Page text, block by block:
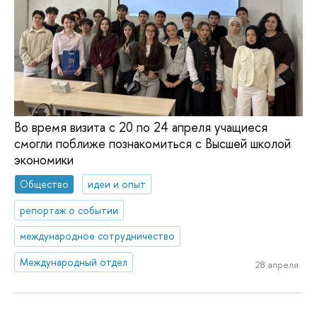
Во время визита с 20 по 24 апреля учащиеся
смогли поближе познакомиться с Высшей школой
экономики
Общество
идеи и опыт
репортаж о событии
международное сотрудничество
Международный отдел
28 апреля